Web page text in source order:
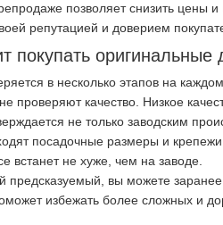
позволяет снизить цены и
репутацией и доверием
покупать оригинальные
в несколько этапов на
проверяют качество. Низкое
не только заводским
посадочные размеры и
встанет не хуже, чем на заводе.
предсказуемый, вы можете
избежать более сложных и